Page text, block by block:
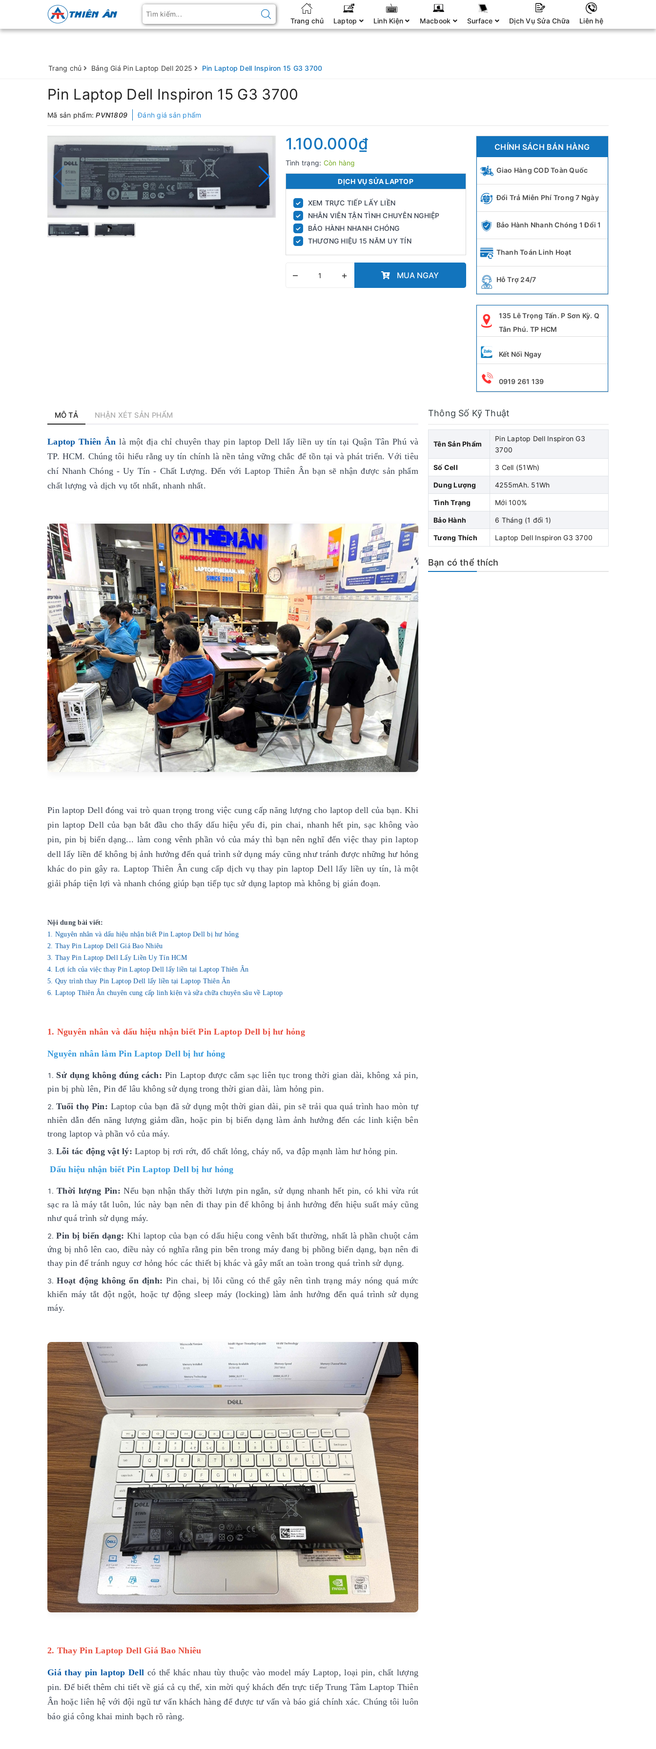
Trang chủ Laptop Linh Kiện Macbook Surface Dịch Vụ Sửa Chữa Liên hệ
Trang chủ Bảng Giá Pin Laptop Dell 2025 Pin Laptop Dell Inspiron 15 G3 3700
Pin Laptop Dell Inspiron 15 G3 3700
Mã sản phẩm:PVN1809 Đánh giá sản phẩm
1.100.000₫
Tình trạng: Còn hàng
DỊCH VỤ SỬA LAPTOP
✓ XEM TRỰC TIẾP LẤY LIỀN
✓ NHÂN VIÊN TẬN TÌNH CHUYÊN NGHIỆP
✓ BẢO HÀNH NHANH CHÓNG
✓ THƯƠNG HIỆU 15 NĂM UY TÍN
– + MUA NGAY
CHÍNH SÁCH BÁN HÀNG
Giao Hàng COD Toàn Quốc
Đổi Trả Miễn Phí Trong 7 Ngày
Bảo Hành Nhanh Chóng 1 Đổi 1
Thanh Toán Linh Hoạt
Hỗ Trợ 24/7
135 Lê Trọng Tấn. P Sơn Kỳ. Q
Tân Phú. TP HCM
Kết Nối Ngay
0919 261 139
MÔ TẢ NHẬN XÉT SẢN PHẨM
Laptop Thiên Ân là một địa chỉ chuyên thay pin laptop Dell lấy liền uy tín tại Quận Tân Phú và
TP. HCM. Chúng tôi hiểu rằng uy tín chính là nền tảng vững chắc để tồn tại và phát triển. Với tiêu
chí Nhanh Chóng - Uy Tín - Chất Lượng. Đến với Laptop Thiên Ân bạn sẽ nhận được sản phẩm
chất lượng và dịch vụ tốt nhất, nhanh nhất.
Pin laptop Dell đóng vai trò quan trọng trong việc cung cấp năng lượng cho laptop dell của bạn. Khi
pin laptop Dell của bạn bắt đầu cho thấy dấu hiệu yếu đi, pin chai, nhanh hết pin, sạc không vào
pin, pin bị biến dạng... làm cong vênh phần vỏ của máy thì bạn nên nghĩ đến việc thay pin laptop
dell lấy liền để không bị ảnh hưởng đến quá trình sử dụng máy cũng như tránh được những hư hỏng
khác do pin gây ra. Laptop Thiên Ân cung cấp dịch vụ thay pin laptop Dell lấy liền uy tín, là một
giải pháp tiện lợi và nhanh chóng giúp bạn tiếp tục sử dụng laptop mà không bị gián đoạn.
Nội dung bài viết:
1. Nguyên nhân và dấu hiệu nhận biết Pin Laptop Dell bị hư hỏng
2. Thay Pin Laptop Dell Giá Bao Nhiêu
3. Thay Pin Laptop Dell Lấy Liền Uy Tín HCM
4. Lợi ích của việc thay Pin Laptop Dell lấy liền tại Laptop Thiên Ân
5. Quy trình thay Pin Laptop Dell lấy liền tại Laptop Thiên Ân
6. Laptop Thiên Ân chuyên cung cấp linh kiện và sửa chữa chuyên sâu về Laptop
1. Nguyên nhân và dấu hiệu nhận biết Pin Laptop Dell bị hư hỏng
Nguyên nhân làm Pin Laptop Dell bị hư hỏng
Sử dụng không đúng cách: Pin Laptop được cắm sạc liên tục trong thời gian dài, không xả pin,
pin bị phù lên, Pin để lâu không sử dụng trong thời gian dài, làm hỏng pin.
Tuổi thọ Pin: Laptop của bạn đã sử dụng một thời gian dài, pin sẽ trải qua quá trình hao mòn tự
nhiên dẫn đến năng lượng giảm dần, hoặc pin bị biến dạng làm ảnh hưởng đến các linh kiện bên
trong laptop và phần vỏ của máy.
Lỗi tác động vật lý: Laptop bị rơi rớt, đổ chất lỏng, cháy nổ, va đập mạnh làm hư hỏng pin.
Dấu hiệu nhận biết Pin Laptop Dell bị hư hỏng
Thời lượng Pin: Nếu bạn nhận thấy thời lượn pin ngắn, sử dụng nhanh hết pin, có khi vừa rút
sạc ra là máy tắt luôn, lúc này bạn nên đi thay pin để không bị ảnh hưởng đến hiệu suất máy cũng
như quá trình sử dụng máy.
Pin bị biến dạng: Khi laptop của bạn có dấu hiệu cong vênh bất thường, nhất là phần chuột cảm
ứng bị nhô lên cao, điều này có nghĩa rằng pin bên trong máy đang bị phồng biến dạng, bạn nên đi
thay pin để tránh nguy cơ hỏng hóc các thiết bị khác và gây mất an toàn trong quá trình sử dụng.
Hoạt động không ổn định: Pin chai, bị lỗi cũng có thể gây nên tình trạng máy nóng quá mức
khiến máy tắt đột ngột, hoặc tự động sleep máy (locking) làm ảnh hưởng đến quá trình sử dụng
máy.
2. Thay Pin Laptop Dell Giá Bao Nhiêu
Giá thay pin laptop Dell có thể khác nhau tùy thuộc vào model máy Laptop, loại pin, chất lượng
pin. Để biết thêm chi tiết về giá cả cụ thể, xin mời quý khách đến trực tiếp Trung Tâm Laptop Thiên
Ân hoặc liên hệ với đội ngũ tư vấn khách hàng để được tư vấn và báo giá chính xác. Chúng tôi luôn
báo giá công khai minh bạch rõ ràng.
Thông Số Kỹ Thuật
Tên Sản Phẩm
Pin Laptop Dell Inspiron G3
3700
Số Cell 3 Cell (51Wh)
Dung Lượng 4255mAh. 51Wh
Tình Trạng Mới 100%
Bảo Hành 6 Tháng (1 đổi 1)
Tương Thích Laptop Dell Inspiron G3 3700
Bạn có thể thích